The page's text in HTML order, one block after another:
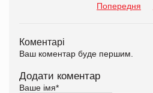
Попередня
Коментарі
Ваш коментар буде першим.
Додати коментар
Ваше імя*